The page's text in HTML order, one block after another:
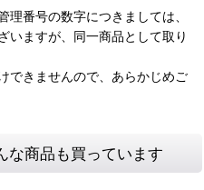
番号の数字につきましては、
いますが、同一商品として取り
できませんので、あらかじめご
な商品も買っています